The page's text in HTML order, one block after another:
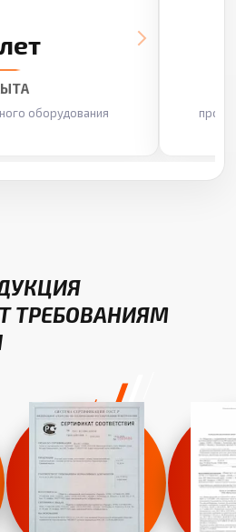
оборудования
ТРЕБОВАНИЯМ